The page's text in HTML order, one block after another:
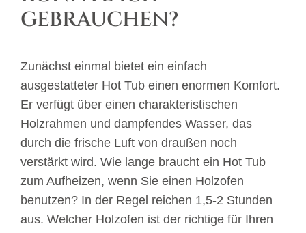
GEBRAUCHEN?
Zunächst einmal bietet ein einfach
ausgestatteter Hot Tub einen enormen Komfort.
Er verfügt über einen charakteristischen
Holzrahmen und dampfendes Wasser, das
durch die frische Luft von draußen noch
verstärkt wird. Wie lange braucht ein Hot Tub
zum Aufheizen, wenn Sie einen Holzofen
benutzen? In der Regel reichen 1,5-2 Stunden
aus. Welcher Holzofen ist der richtige für Ihren